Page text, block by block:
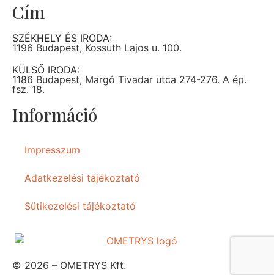
Cím
SZÉKHELY ÉS IRODA:
1196 Budapest, Kossuth Lajos u. 100.
KÜLSŐ IRODA:
1186 Budapest, Margó Tivadar utca 274-276. A ép.
fsz. 18.
Információ
Impresszum
Adatkezelési tájékoztató
Sütikezelési tájékoztató
© 2026 – OMETRYS Kft.